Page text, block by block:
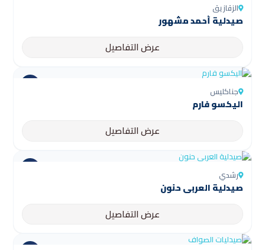
الزقازيق
صيدلية أحمد مشهور
عرض التفاصيل
جناكليس
اليكسو فارم
عرض التفاصيل
رشدي
صيدلية العربى حنون
عرض التفاصيل